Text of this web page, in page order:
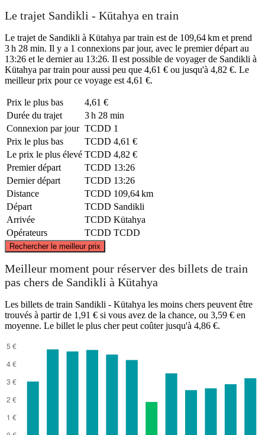
Le trajet Sandikli - Kütahya en train
Le trajet de Sandikli à Kütahya par train est de 109,64 km et prend
3 h 28 min. Il y a 1 connexions par jour, avec le premier départ au
13:26 et le dernier au 13:26. Il est possible de voyager de Sandikli à
Kütahya par train pour aussi peu que 4,61 € ou jusqu'à 4,82 €. Le
meilleur prix pour ce voyage est 4,61 €.
Prix ​​le plus bas
4,61 €
Durée du trajet
3 h 28 min
Connexion par jour TCDD 1
Prix ​​le plus bas
TCDD 4,61 €
Le prix le plus élevé TCDD 4,82 €
Premier départ
TCDD 13:26
Dernier départ
TCDD 13:26
Distance
TCDD 109,64 km
Départ
TCDD Sandikli
Arrivée
TCDD Kütahya
Opérateurs
TCDD TCDD
Rechercher le meilleur prix
©
Meilleur moment pour réserver des billets de train
pas chers de Sandikli à Kütahya
Les billets de train Sandikli - Kütahya les moins chers peuvent être
trouvés à partir de 1,91 € si vous avez de la chance, ou 3,59 € en
moyenne. Le billet le plus cher peut coûter jusqu'à 4,86 €.